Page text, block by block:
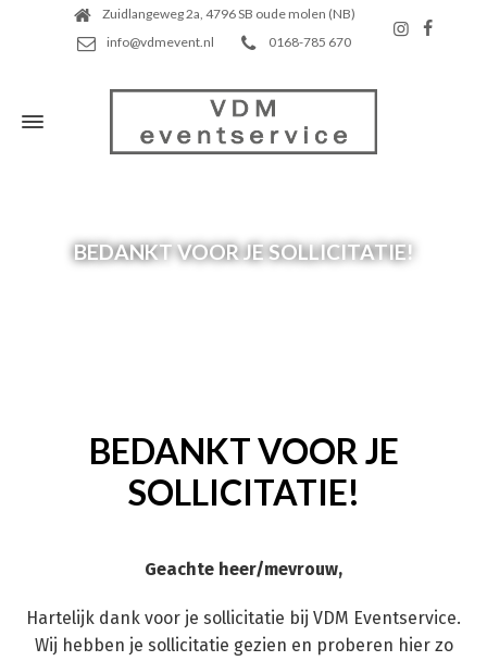
Zuidlangeweg 2a, 4796 SB oude molen (NB)
info@vdmevent.nl
0168-785 670
BEDANKT VOOR JE SOLLICITATIE!
BEDANKT VOOR JE
SOLLICITATIE!
Geachte heer/mevrouw,
Hartelijk dank voor je sollicitatie bij VDM Eventservice.
Wij hebben je sollicitatie gezien en proberen hier zo